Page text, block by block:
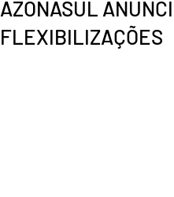
AZONASUL
FLEXIBILIZAÇÕES